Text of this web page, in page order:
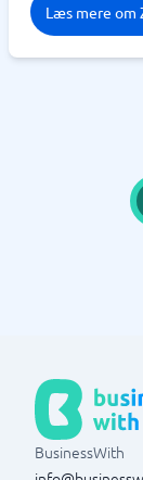
Læs mere om
BusinessWith